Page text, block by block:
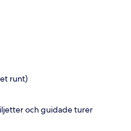
runt)
och guidade turer